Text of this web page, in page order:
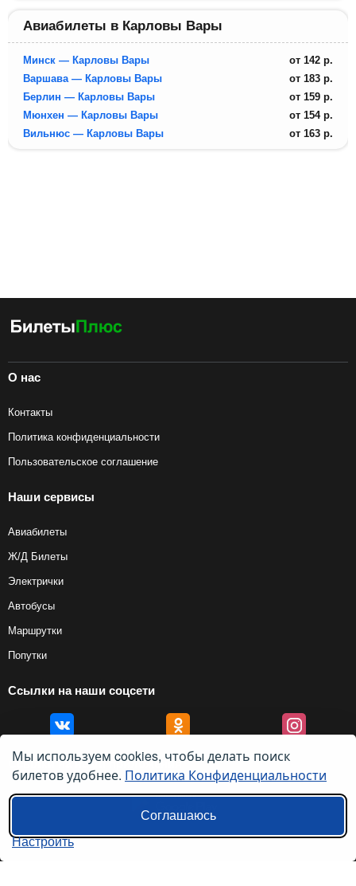
Авиабилеты в Карловы Вары
Минск — Карловы Вары от 142 р.
Варшава — Карловы Вары
от 183 р.
Берлин — Карловы Вары
от 159 р.
Мюнхен — Карловы Вары
от 154 р.
Вильнюс — Карловы Вары
от 163 р.
О нас
Контакты
Политика конфиденциальности
Пользовательское соглашение
Наши сервисы
Авиабилеты
Ж/Д Билеты
Электрички
Автобусы
Маршрутки
Попутки
Ссылки на наши соцсети
Ссылки на наши приложения
Мы используем cookies, чтобы делать поиск
билетов удобнее. Политика Конфиденциальности
Соглашаюсь
Настроить